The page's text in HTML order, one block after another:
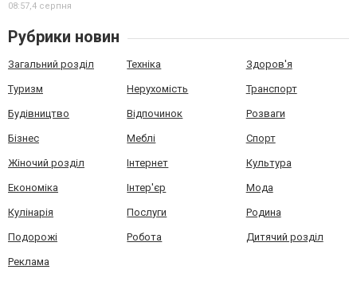
08:57,4 серпня
Рубрики новин
Загальний розділ Техніка Здоров'я
Туризм Нерухомість Транспорт
Будівництво Відпочинок Розваги
Бізнес Меблі Спорт
Жіночий розділ Інтернет Культура
Економіка Інтер'єр Мода
Кулінарія Послуги Родина
Подорожі Робота Дитячий розділ
Реклама